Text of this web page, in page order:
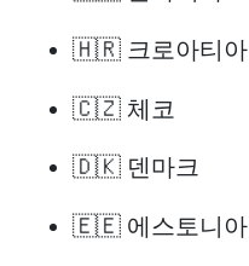
🇭🇷 크로아티아
🇨🇿 체코
🇩🇰 덴마크
🇪🇪 에스토니아